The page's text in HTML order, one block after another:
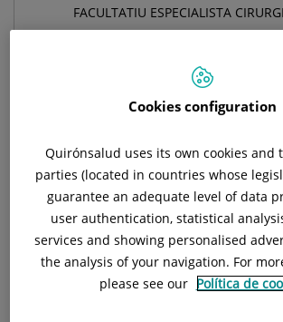
FACULTATIU ESPECIALISTA
MAXILOFACIAL
CIRURGIA ORAL I
Demanar hora
Demana cita amb aquest professional
hospitals:
Hospital Universitari General de
C/ Pedro i Pons, 1
Cookies configuration
Quirónsalud uses its own cookies and
parties (located in countries whose
guarantee an adequate level of data
user authentication, statistical
services and showing personalised
the analysis of your navigation. For
please see our Política de